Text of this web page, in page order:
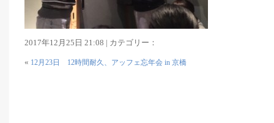
2017年12月25日 21:08 | カテゴリー：
« 12月23日 12時間耐久、アッフェ忘年会 in 京橋